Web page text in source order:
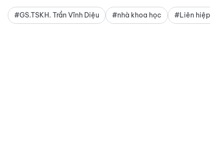
#GS.TSKH. Trần Vĩnh Diệu #nhà khoa học #Liên hiệp